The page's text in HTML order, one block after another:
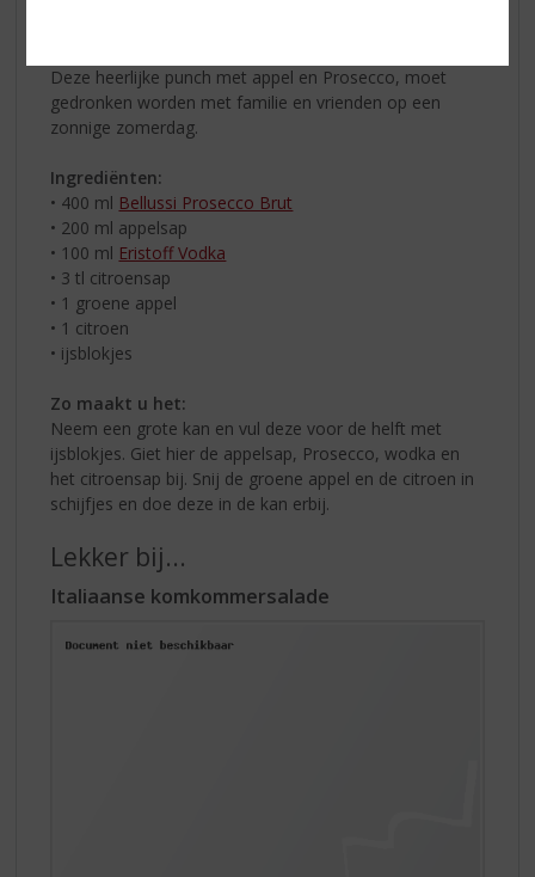
Deze heerlijke punch met appel en Prosecco, moet
gedronken worden met familie en vrienden op een
zonnige zomerdag.
Ingrediënten:
• 400 ml Bellussi Prosecco Brut
• 200 ml appelsap
• 100 ml Eristoff Vodka
• 3 tl citroensap
• 1 groene appel
• 1 citroen
• ijsblokjes
Zo maakt u het:
Neem een grote kan en vul deze voor de helft met
ijsblokjes. Giet hier de appelsap, Prosecco, wodka en
het citroensap bij. Snij de groene appel en de citroen in
schijfjes en doe deze in de kan erbij.
Lekker bij...
Italiaanse komkommersalade